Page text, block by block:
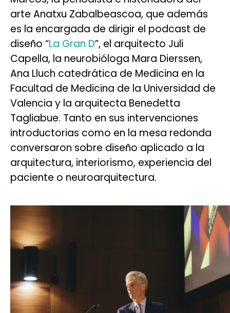
arte Anatxu Zabalbeascoa, que además
es la encargada de dirigir el podcast de
diseño “La Gran D”, el arquitecto Juli
Capella, la neurobióloga Mara Dierssen,
Ana Lluch catedrática de Medicina en la
Facultad de Medicina de la Universidad de
Valencia y la arquitecta Benedetta
Tagliabue. Tanto en sus intervenciones
introductorias como en la mesa redonda
conversaron sobre diseño aplicado a la
arquitectura, interiorismo, experiencia del
paciente o neuroarquitectura.